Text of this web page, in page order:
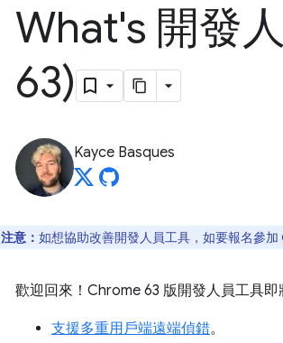
What's 開發
63)
Kayce Basques
注意： 如想協助改善開發人員工具，如要報名參
歡迎回來！Chrome 63 版開發人員工具即
支援多重用戶端遠端偵錯。